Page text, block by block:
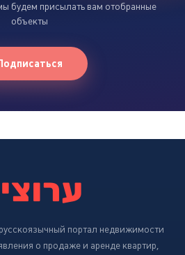
будем присылать вам отобранные
объекты
портал недвижимости
о продаже и аренде квартир,